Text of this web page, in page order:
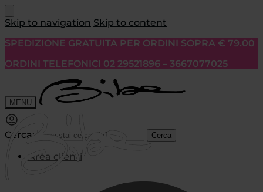
Skip to navigation Skip to content
SPEDIZIONE GRATUITA PER ORDINI SOPRA € 79.00
ORDINI TELEFONICI 02 29521896 – 3667077025
MENU
Cerca: Cerca
Area clienti